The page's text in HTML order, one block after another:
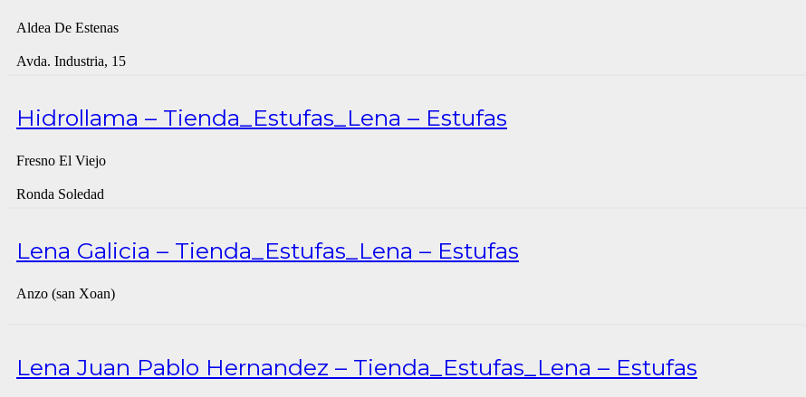
Aldea De Estenas
Avda. Industria, 15
Hidrollama – Tienda_Estufas_Lena – Estufas
Fresno El Viejo
Ronda Soledad
Lena Galicia – Tienda_Estufas_Lena – Estufas
Anzo (san Xoan)
Lena Juan Pablo Hernandez – Tienda_Estufas_Lena – Estufas